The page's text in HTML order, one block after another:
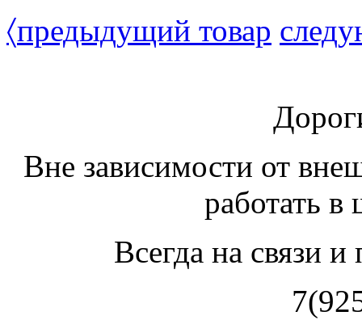
〈предыдущий товар
Вне зависимости от
работать
Всегда на связи